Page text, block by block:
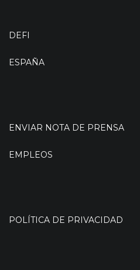
DEFI
ESPAÑA
ENVIAR NOTA DE PRENSA
EMPLEOS
POLÍTICA DE PRIVACIDAD